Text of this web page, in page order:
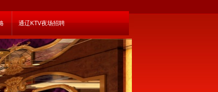
通辽KTV夜场招聘